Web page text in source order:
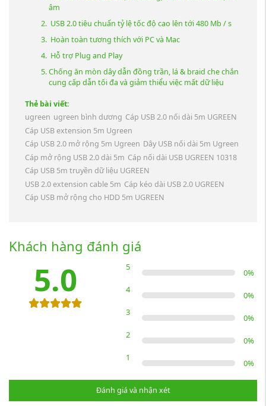
âm
USB 2.0 tiêu chuẩn tỷ lệ tốc độ cao lên tới 480 Mb / s
Hoàn toàn tương thích với PC và Mac
Hỗ trợ Plug and Play
Chống ăn mòn dây dẫn đồng trần, lá & braid che chắn
cung cấp dẫn tối đa và giảm thiểu việc mất dữ liệu
Thẻ bài viết:
ugreen ugreen bình dương Cáp USB 2.0 nối dài 5m UGREEN
Cáp USB extension 5m Ugreen
Cáp USB 2.0 mở rộng 5m Ugreen Dây USB nối dài 5m Ugreen
Cáp mở rộng USB 2.0 dài 5m Cáp nối dài USB UGREEN 10318
Cáp USB 5m truyền dữ liệu UGREEN
USB 2.0 extension cable 5m Cáp kéo dài USB 2.0 UGREEN
Cáp USB mở rộng cho HDD 5m UGREEN
Khách hàng đánh giá
5.0 5
0%
4
0%
3
0%
2
0%
1
0%
Đánh giá và nhận xét